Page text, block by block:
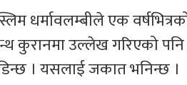
धर्मावलम्बीले एक
कुरानमा उल्लेख गरिएको
। यसलाई जकात भनिन्छ ।